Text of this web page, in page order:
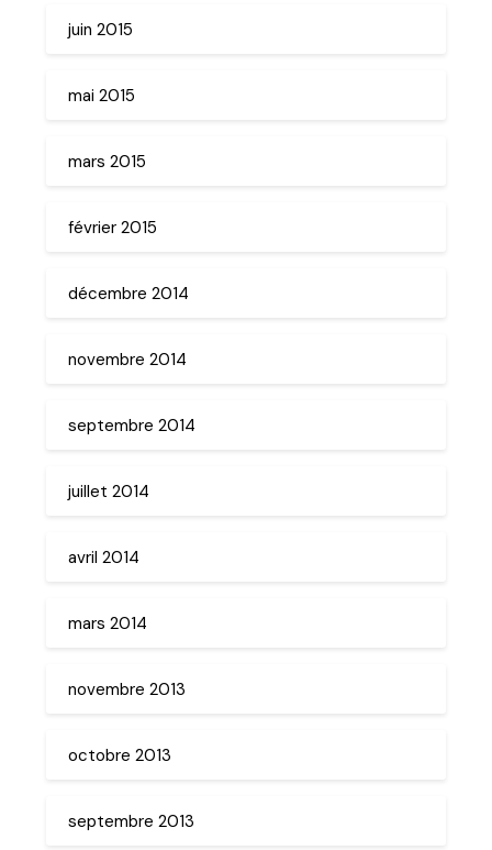
juin 2015
mai 2015
mars 2015
février 2015
décembre 2014
novembre 2014
septembre 2014
juillet 2014
avril 2014
mars 2014
novembre 2013
octobre 2013
septembre 2013